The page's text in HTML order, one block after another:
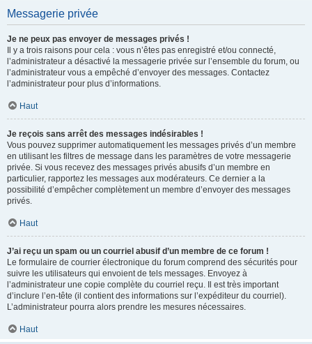
Messagerie privée
Je ne peux pas envoyer de messages privés !
Il y a trois raisons pour cela : vous n’êtes pas enregistré et/ou connecté,
l’administrateur a désactivé la messagerie privée sur l’ensemble du forum, ou
l’administrateur vous a empêché d’envoyer des messages. Contactez
l’administrateur pour plus d’informations.
Haut
Je reçois sans arrêt des messages indésirables !
Vous pouvez supprimer automatiquement les messages privés d’un membre
en utilisant les filtres de message dans les paramètres de votre messagerie
privée. Si vous recevez des messages privés abusifs d’un membre en
particulier, rapportez les messages aux modérateurs. Ce dernier a la
possibilité d’empêcher complètement un membre d’envoyer des messages
privés.
Haut
J’ai reçu un spam ou un courriel abusif d’un membre de ce forum !
Le formulaire de courrier électronique du forum comprend des sécurités pour
suivre les utilisateurs qui envoient de tels messages. Envoyez à
l’administrateur une copie complète du courriel reçu. Il est très important
d’inclure l’en-tête (il contient des informations sur l’expéditeur du courriel).
L’administrateur pourra alors prendre les mesures nécessaires.
Haut